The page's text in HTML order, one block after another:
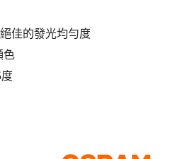
佳的發光均勻度
色